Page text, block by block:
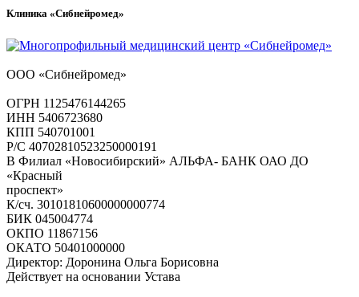
Клиника «Сибнейромед»
ООО «Сибнейромед»
ОГРН 1125476144265
ИНН 5406723680
КПП 540701001
Р/С 40702810523250000191
В Филиал «Новосибирский» АЛЬФА- БАНК ОАО ДО
«Красный
проспект»
К/сч. 30101810600000000774
БИК 045004774
ОКПО 11867156
ОКАТО 50401000000
Директор: Доронина Ольга Борисовна
Действует на основании Устава